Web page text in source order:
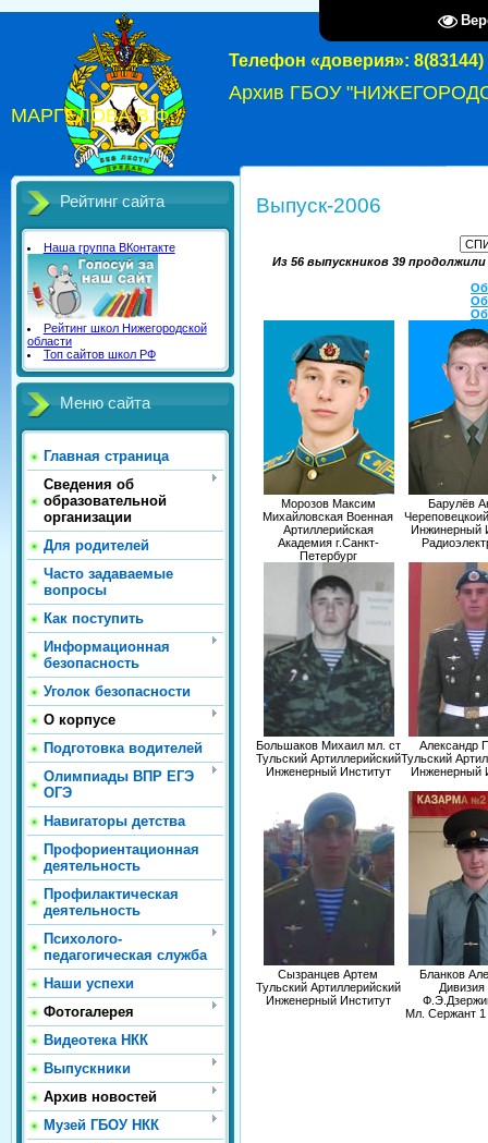
Телефон «доверия»: 8(83144)
Архив ГБОУ
МАРГЕЛОВА В.Ф."
Рейтинг сайта
Наша группа ВКонтакте
Рейтинг школ Нижегородской
области
Топ сайтов школ РФ
Меню сайта
Главная страница
Сведения об
образовательной
организации
Для родителей
Часто задаваемые
вопросы
Как поступить
Информационная
безопасность
Уголок безопасности
О корпусе
Подготовка водителей
Олимпиады ВПР ЕГЭ
ОГЭ
Навигаторы детства
Профориентационная
деятельность
Профилактическая
деятельность
Психолого-
педагогическая служба
Наши успехи
Фотогалерея
Видеотека НКК
Выпускники
Архив новостей
Музей ГБОУ НКК
Выпуск-2006
Из 56 выпускников 39
Морозов Максим
Михайловская Военная
Артиллерийская
Академия г.Санкт-
Петербург
Барулёв
Инжинерный
Большаков Михаил мл. ст
Тульский Артиллерийский
Инженерный Институт
Александр
Тульский
Инженерный
Сызранцев Артем
Тульский Артиллерийский
Инженерный Институт
Бланков
Мл. Сержант